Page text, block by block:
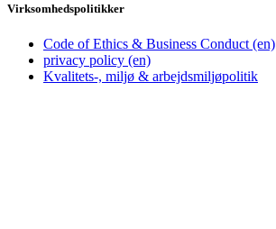
Virksomhedspolitikker
Code of Ethics & Business Conduct (en)
privacy policy (en)
Kvalitets-, miljø & arbejdsmiljøpolitik